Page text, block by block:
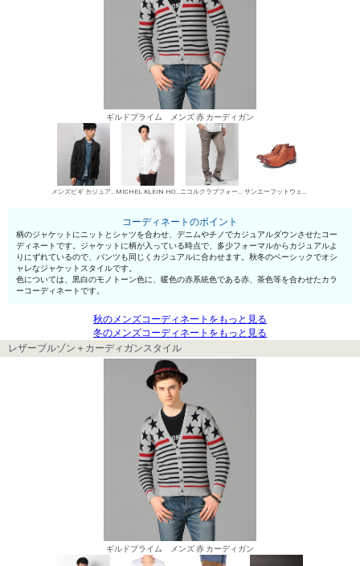
ギルドプライム メンズ 赤 カーディガン
メンズビギ カジュアルジャケット MICHEL KLEIN HOMME シャツ ニコルクラブフォーメン デニムパンツ・ジーンズ サンエーフットウェア 短靴・レザーシューズ
コーディネートのポイント
柄のジャケットにニットとシャツを合わせ、デニムやチノでカジュアルダウンさせたコー
ディネートです。ジャケットに柄が入っている時点で、多少フォーマルからカジュアルよ
りにずれているので、パンツも同じくカジュアルに合わせます。秋冬のベーシックでオシ
ャレなジャケットスタイルです。
色については、黒白のモノトーン色に、暖色の赤系統色である赤、茶色等を合わせたカラ
ーコーディネートです。
秋のメンズコーディネートをもっと見る
冬のメンズコーディネートをもっと見る
レザーブルゾン＋カーディガンスタイル
ギルドプライム メンズ 赤 カーディガン